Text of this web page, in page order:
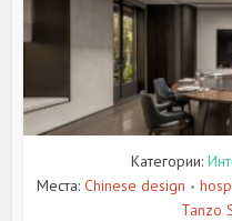
Категории:
Места: Chinese design •
Tanzo